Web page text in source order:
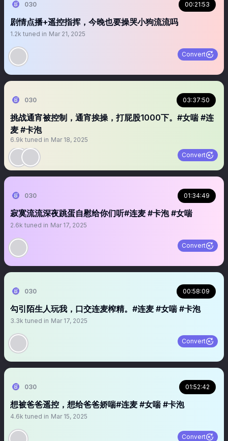
030 00:21:53
剧情点播+遥控指挥，今晚也要操哭小狗流流吗
1.2k tuned in Mar 21, 2025
Convert
030 03:37:50
挑战通宵被控制，通宵挨操，打屁股1000下。#女喘 #连
麦 #卡泡
6.9k tuned in Mar 18, 2025
Convert
030 01:34:49
寂寞流流深夜跳蛋自慰给你们听#连麦 #卡泡 #女喘
2.6k tuned in Mar 17, 2025
Convert
030 00:58:09
勾引陌生人玩我，口交连麦榨精。#连麦 #女喘 #卡泡
3.3k tuned in Mar 17, 2025
Convert
030 01:52:42
想被爸爸遥控，想给爸爸娇喘#连麦 #女喘 #卡泡
4.6k tuned in Mar 15, 2025
Convert